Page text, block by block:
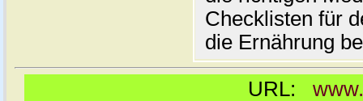
Checklisten für
die Ernährung
URL: